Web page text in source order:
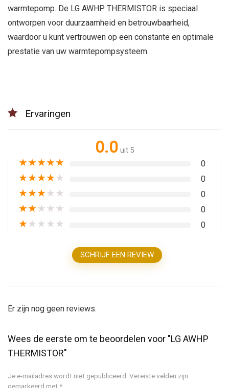
warmtepomp. De LG AWHP THERMISTOR is speciaal
ontworpen voor duurzaamheid en betrouwbaarheid,
waardoor u kunt vertrouwen op een constante en optimale
prestatie van uw warmtepompsysteem.
Ervaringen
0.0 uit 5
★★★★★ 0
★★★★★ 0
★★★★★ 0
★★★★★ 0
★★★★★ 0
SCHRIJF EEN REVIEW
Er zijn nog geen reviews.
Wees de eerste om te beoordelen voor "LG AWHP
THERMISTOR"
Je e-mailadres wordt niet gepubliceerd. Vereiste velden zijn
gemarkeerd met *